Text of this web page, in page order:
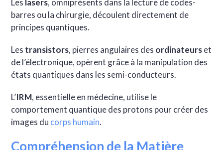
Les lasers, omniprésents dans la lecture de codes-
barres ou la chirurgie, découlent directement de
principes quantiques.
Les transistors, pierres angulaires des ordinateurset
de l’électronique, opèrent grâce à la manipulation des
états quantiques dans les semi-conducteurs.
L’IRM, essentielle en médecine, utilise le
comportement quantique des protons pour créer des
images du corps humain.
Compréhension de la Matière